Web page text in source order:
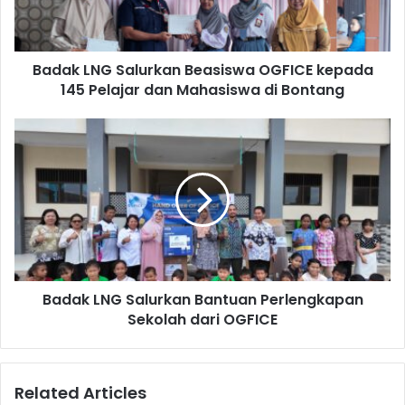
yang terkumpul selanjutnya dipilah untuk mendukung
pengelolaan yang lebih bertanggung jawab dan
berkelanjutan.
Peserta antusias mengikuti aksi bersih-bersih.
Melalui kegiatan ini, Badak LNG berharap dapat
pentingnya menjaga kebersihan lingkungan serta
145
Pelajar
dan
Mahasiswa
Badak LNG Salurkan Beasiswa OGFICE kepada
145 Pelajar dan Mahasiswa di Bontang
LNG
Salurkan
Bantuan
Perlengkapan
Sekolah
dari
OGFICE
Badak LNG Salurkan Bantuan Perlengkapan
Sekolah dari OGFICE
Related Articles